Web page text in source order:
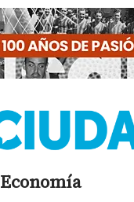
Economía